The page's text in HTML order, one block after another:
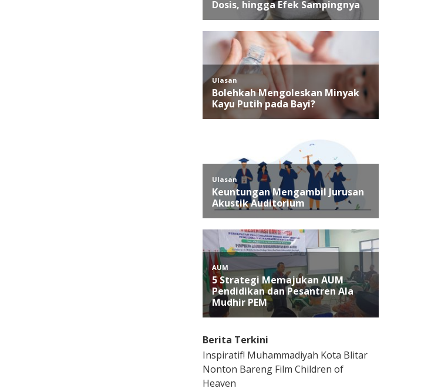
Berita Terkini
Inspiratif! Muhammadiyah Kota Blitar
Nonton Bareng Film Children of
Heaven